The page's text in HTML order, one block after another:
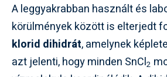
A leggyakrabban használt és
körülmények között is elterjedt
klorid dihidrát, amelynek képlete
azt jelenti, hogy minden SnCl2